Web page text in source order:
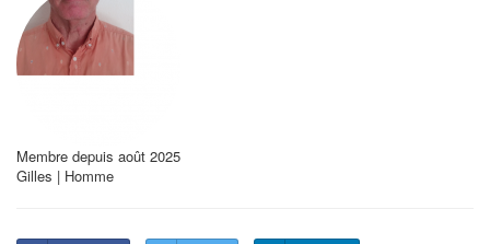
Membre depuis août 2025
Gilles | Homme